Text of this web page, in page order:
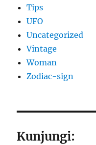
Tips
UFO
Uncategorized
Vintage
Woman
Zodiac-sign
Kunjungi: